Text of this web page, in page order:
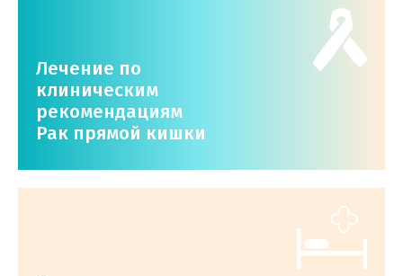
Лечение по
клиническим
рекомендациям
Рак прямой кишки